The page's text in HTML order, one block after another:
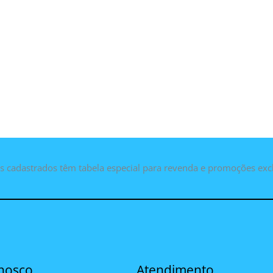
cadastrados têm tabela especial para revenda e promoções